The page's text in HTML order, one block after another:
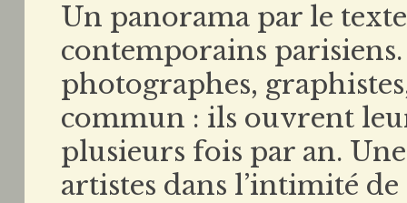
Un panorama par le
contemporains
photographes,
commun : ils ouvrent
plusieurs fois par an.
artistes dans l’intimité